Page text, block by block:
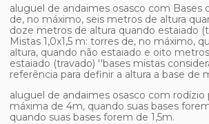
aluguel de andaimes osasco com Bases
de, no máximo, seis metros de altura
doze metros de altura quando estaiado
Mistas 1,0x1,5 m: torres de, no máximo,
altura, quando não estaiado e oito
estaiado (travado) ''bases mistas
referência para definir a altura a base de
aluguel de andaimes osasco com rodízio
máxima de 4m, quando suas bases
quando suas bases forem de 1,5m.